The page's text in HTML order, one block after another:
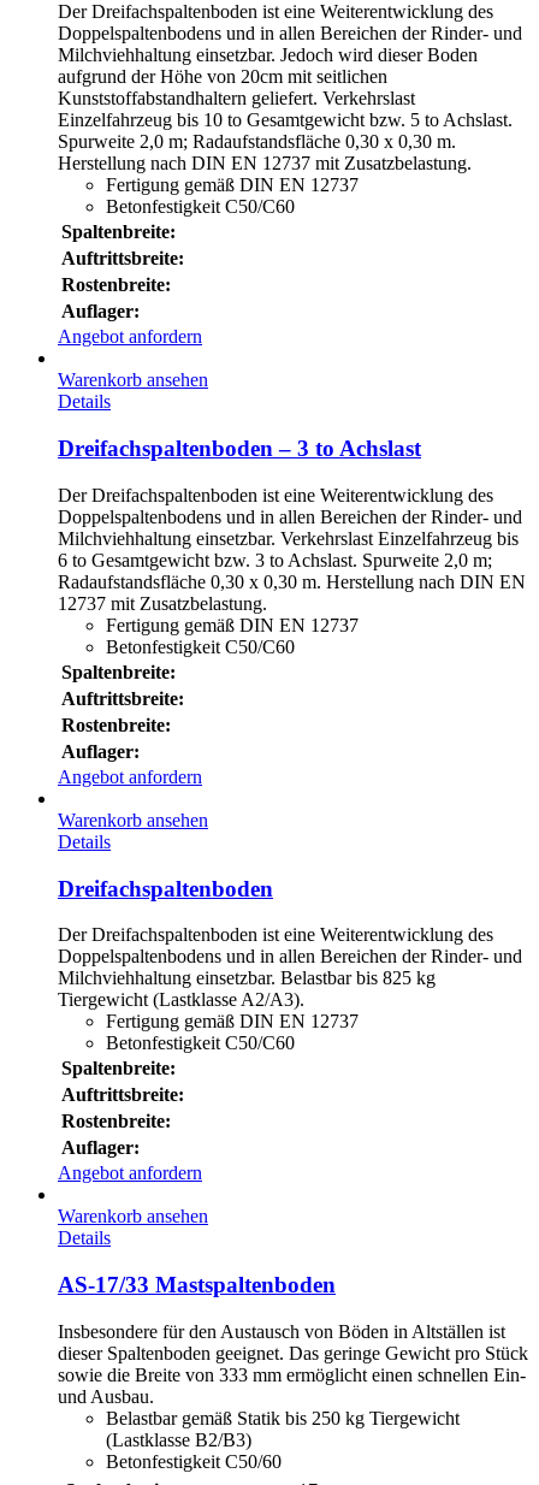
Der Dreifachspaltenboden ist eine Weiterentwicklung des
Doppelspaltenbodens und in allen Bereichen der Rinder- und
Milchviehhaltung einsetzbar. Jedoch wird dieser Boden
aufgrund der Höhe von 20cm mit seitlichen
Kunststoffabstandhaltern geliefert. Verkehrslast
Einzelfahrzeug bis 10 to Gesamtgewicht bzw. 5 to Achslast.
Spurweite 2,0 m; Radaufstandsfläche 0,30 x 0,30 m.
Herstellung nach DIN EN 12737 mit Zusatzbelastung.
Fertigung gemäß DIN EN 12737
Betonfestigkeit C50/C60
Spaltenbreite:
Auftrittsbreite:
Rostenbreite:
Auflager:
Angebot anfordern
Warenkorb ansehen
Details
Dreifachspaltenboden – 3 to Achslast
Der Dreifachspaltenboden ist eine Weiterentwicklung des
Doppelspaltenbodens und in allen Bereichen der Rinder- und
Milchviehhaltung einsetzbar. Verkehrslast Einzelfahrzeug bis
6 to Gesamtgewicht bzw. 3 to Achslast. Spurweite 2,0 m;
Radaufstandsfläche 0,30 x 0,30 m. Herstellung nach DIN EN
12737 mit Zusatzbelastung.
Fertigung gemäß DIN EN 12737
Betonfestigkeit C50/C60
Spaltenbreite:
Auftrittsbreite:
Rostenbreite:
Auflager:
Angebot anfordern
Warenkorb ansehen
Details
Dreifachspaltenboden
Der Dreifachspaltenboden ist eine Weiterentwicklung des
Doppelspaltenbodens und in allen Bereichen der Rinder- und
Milchviehhaltung einsetzbar. Belastbar bis 825 kg
Tiergewicht (Lastklasse A2/A3).
Fertigung gemäß DIN EN 12737
Betonfestigkeit C50/C60
Spaltenbreite:
Auftrittsbreite:
Rostenbreite:
Auflager:
Angebot anfordern
Warenkorb ansehen
Details
AS-17/33 Mastspaltenboden
Insbesondere für den Austausch von Böden in Altställen ist
dieser Spaltenboden geeignet. Das geringe Gewicht pro Stück
sowie die Breite von 333 mm ermöglicht einen schnellen Ein-
und Ausbau.
Belastbar gemäß Statik bis 250 kg Tiergewicht
(Lastklasse B2/B3)
Betonfestigkeit C50/60